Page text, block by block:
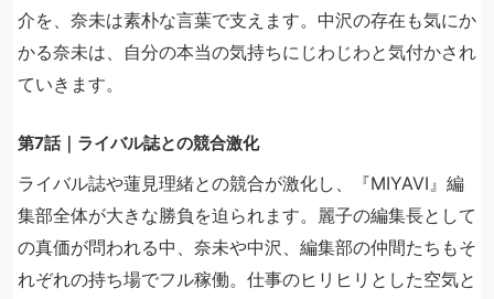
介を、奈未は素朴な言葉で支えます。中沢の存在も気にか
かる奈未は、自分の本当の気持ちにじわじわと気付かされ
ていきます。
第7話｜ライバル誌との競合激化
ライバル誌や蓮見理緒との競合が激化し、『MIYAVI』編
集部全体が大きな勝負を迫られます。麗子の編集長として
の真価が問われる中、奈未や中沢、編集部の仲間たちもそ
れぞれの持ち場でフル稼働。仕事のヒリヒリとした空気と